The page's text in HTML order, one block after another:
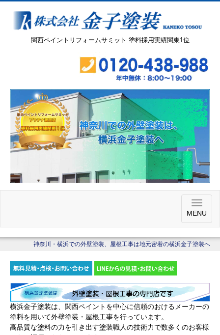
関西ペイントリフォームサミット 塗料採用実績関東1位
MENU
神奈川・横浜での外壁塗装、屋根工事は地元密着の横浜金子塗装へ
横浜金子塗装は、関西ペイントを中心に信頼のおけるメーカーの
塗料を用いて外壁塗装・屋根工事を行っています。
高品質な塗料の力を引き出す塗装職人の技術力で数多くのお客様